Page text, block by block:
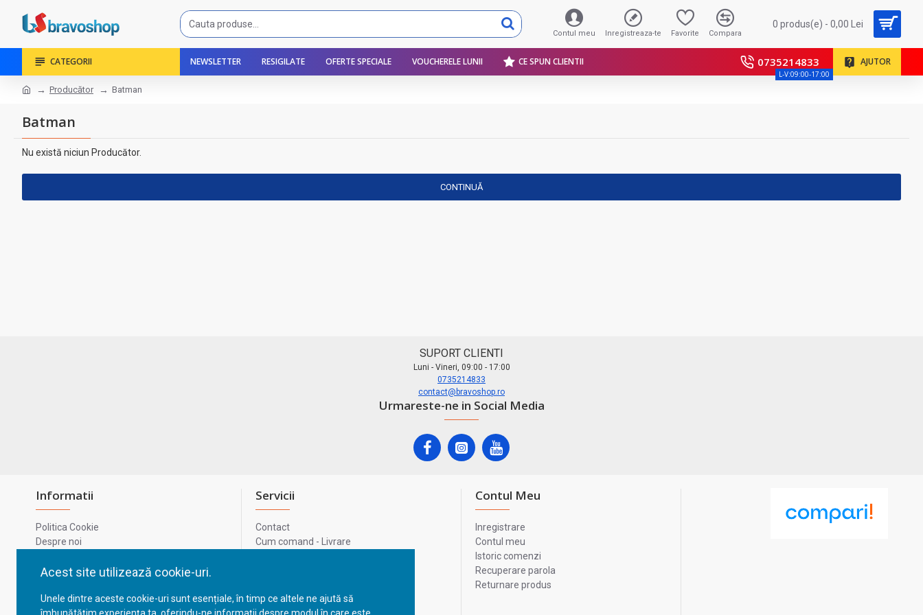
Acest site utilizează cookie-uri.
Unele dintre aceste cookie-uri sunt esențiale, în timp ce altele ne ajută să
Contul meu Inregistreaza-te Favorite Compara
0 produs(e) - 0,00 Lei
CATEGORII NEWSLETTER RESIGILATE OFERTE SPECIALE VOUCHERELE LUNII CE SPUN CLIENTII 0735214833
L-V:09:00-17:00
AJUTOR
Producător Batman
Batman
Nu există niciun Producător.
CONTINUĂ
SUPORT CLIENTI
Luni - Vineri, 09:00 - 17:00
0735214833
contact@bravoshop.ro
Urmareste-ne in Social Media
Informatii
Politica Cookie
Despre noi
Confidentialitate
GDPR - Datele tale
Servicii
Contact
Cum comand - Livrare
ANPC
Contul Meu
Inregistrare
Contul meu
Istoric comenzi
Recuperare parola
Returnare produs